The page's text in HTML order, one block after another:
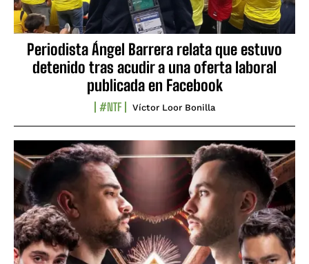
Periodista Ángel Barrera relata que estuvo
detenido tras acudir a una oferta laboral
publicada en Facebook
#NTF Víctor Loor Bonilla